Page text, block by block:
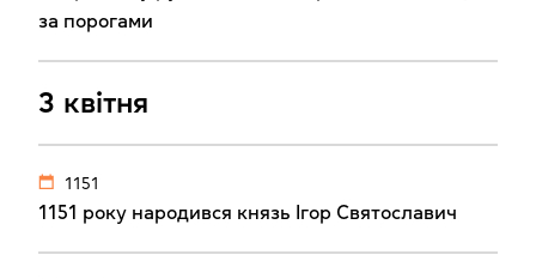
за порогами
3 квітня
1151
1151 року народився князь Ігор Святославич